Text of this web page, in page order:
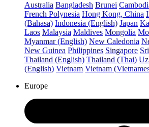
Australia Bangladesh Brunei
French Polynesia Hong Kong, China
(Bahasa) Indonesia (English) Japan
Laos Malaysia Maldives Mongolia
Myanmar (English) New Caledonia
New Guinea Philippines Singapore
Thailand (English) Thailand (Thai)
(English) Vietnam Vietnam
Europe